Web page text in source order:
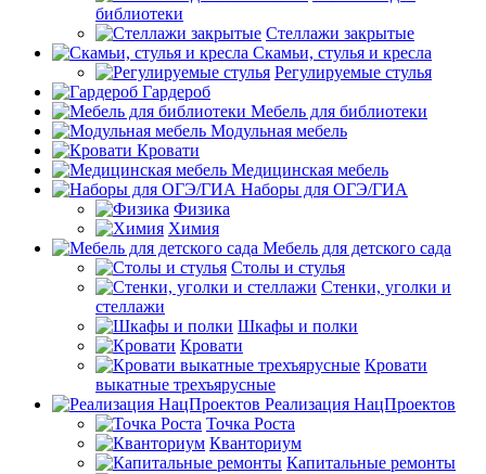
библиотеки
Стеллажи закрытые
Скамьи, стулья и кресла
Регулируемые стулья
Гардероб
Мебель для библиотеки
Модульная мебель
Кровати
Медицинская мебель
Наборы для ОГЭ/ГИА
Физика
Химия
Мебель для детского сада
Столы и стулья
Стенки, уголки и
стеллажи
Шкафы и полки
Кровати
Кровати
выкатные трехъярусные
Реализация НацПроектов
Точка Роста
Кванториум
Капитальные ремонты